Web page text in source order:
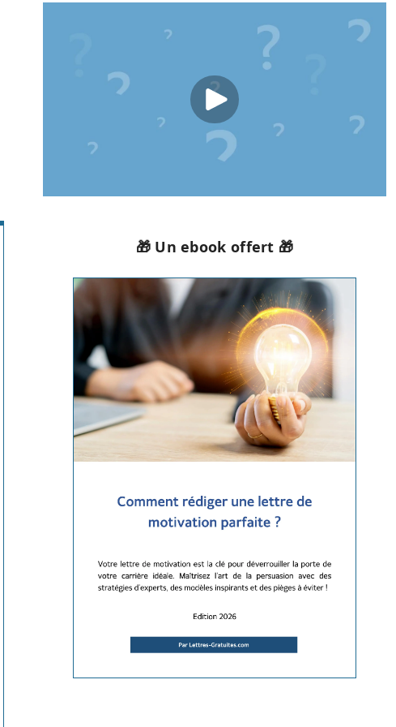
🎁 Un ebook offert 🎁